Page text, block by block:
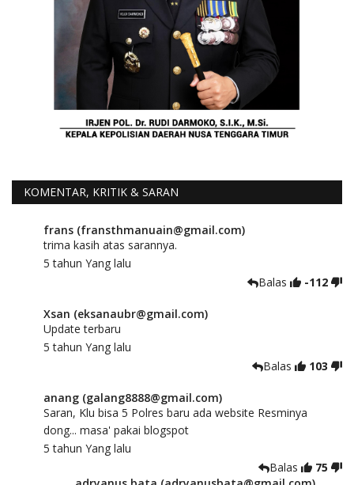
KOMENTAR, KRITIK & SARAN
frans (fransthmanuain@gmail.com)
trima kasih atas sarannya.
5 tahun Yang lalu
Balas
-112
Xsan (eksanaubr@gmail.com)
Update terbaru
5 tahun Yang lalu
Balas
103
anang (galang8888@gmail.com)
Saran, Klu bisa 5 Polres baru ada website Resminya
dong... masa' pakai blogspot
5 tahun Yang lalu
Balas
75